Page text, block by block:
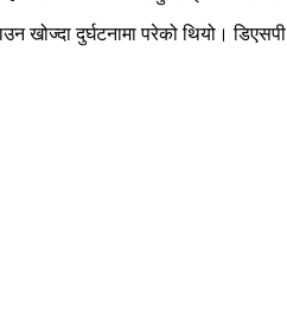
खोज्दा दुर्घटनामा परेको